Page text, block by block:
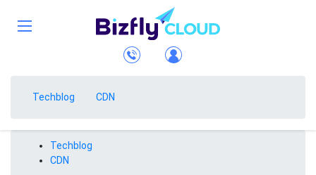
Techblog CDN
Techblog
CDN